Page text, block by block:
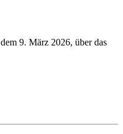
9. März 2026, über das